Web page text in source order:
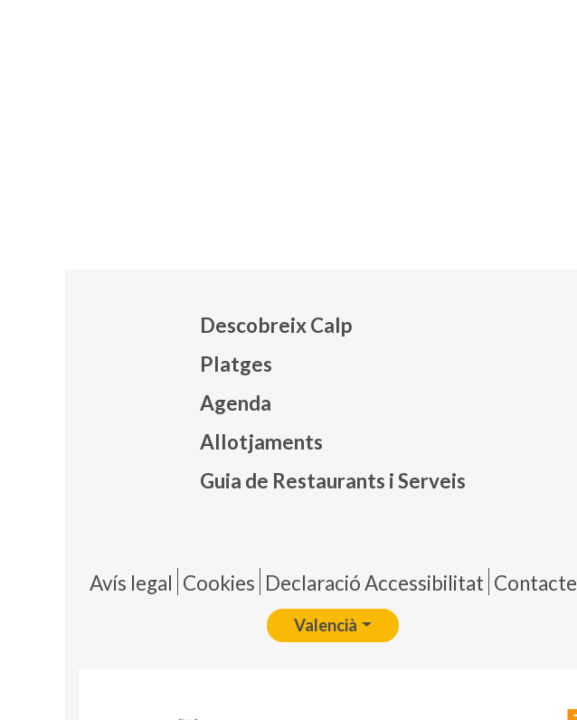
Descobreix Calp
Platges
Agenda
Allotjaments
Guia de Restaurants i Serveis
Pie de página
Avís legal Cookies Declaració Accessibilitat Contacte
Valencià